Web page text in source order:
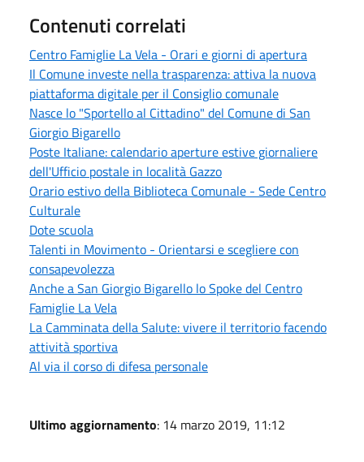
Contenuti correlati
Centro Famiglie La Vela - Orari e giorni di apertura
Il Comune investe nella trasparenza: attiva la nuova
piattaforma digitale per il Consiglio comunale
Nasce lo "Sportello al Cittadino" del Comune di San
Giorgio Bigarello
Poste Italiane: calendario aperture estive giornaliere
dell'Ufficio postale in località Gazzo
Orario estivo della Biblioteca Comunale - Sede Centro
Culturale
Dote scuola
Talenti in Movimento - Orientarsi e scegliere con
consapevolezza
Anche a San Giorgio Bigarello lo Spoke del Centro
Famiglie La Vela
La Camminata della Salute: vivere il territorio facendo
attività sportiva
Al via il corso di difesa personale
Ultimo aggiornamento: 14 marzo 2019, 11:12